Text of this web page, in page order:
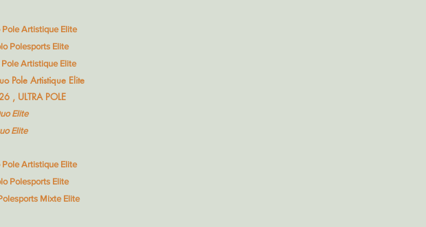
Artistique Elite
Polesports Elite
Artistique Elite
Pole Artistique Elite
, ULTRA POLE
Elite
Elite
Artistique Elite
Polesports Elite
Mixte Elite